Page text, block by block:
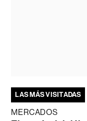
LAS MÁS VISITADAS
MERCADOS